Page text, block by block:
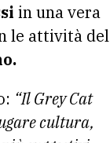
in una vera
le attività del
“Il Grey Cat
cultura,